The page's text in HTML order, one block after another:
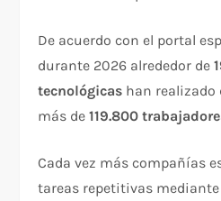
De acuerdo con el portal
durante 2026 alrededor de
tecnológicas han realizado
más de119.800
Cada vez más compañías
tareas repetitivas